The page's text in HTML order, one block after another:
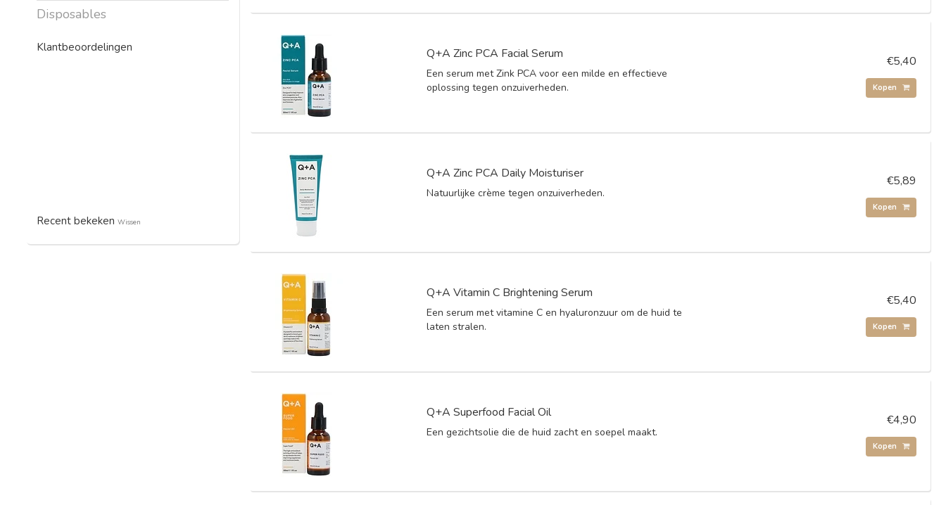
Disposables
Klantbeoordelingen
Recent bekeken Wissen
Q+A Zinc PCA Facial Serum
Een serum met Zink PCA voor een milde en effectieve
oplossing tegen onzuiverheden.
€5,40
Kopen
Q+A Zinc PCA Daily Moisturiser
Natuurlijke crème tegen onzuiverheden.
€5,89
Kopen
Q+A Vitamin C Brightening Serum
Een serum met vitamine C en hyaluronzuur om de huid te
laten stralen.
€5,40
Kopen
Q+A Superfood Facial Oil
Een gezichtsolie die de huid zacht en soepel maakt.
€4,90
Kopen